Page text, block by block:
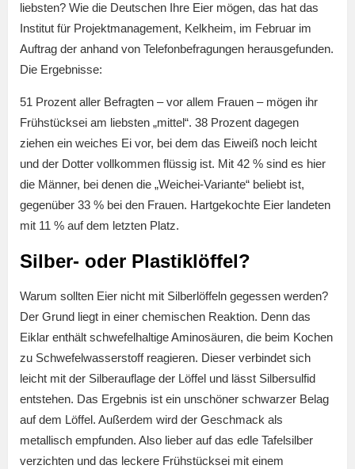
liebsten? Wie die Deutschen Ihre Eier mögen, das hat das
Institut für Projektmanagement, Kelkheim, im Februar im
Auftrag der anhand von Telefonbefragungen herausgefunden.
Die Ergebnisse:
51 Prozent aller Befragten – vor allem Frauen – mögen ihr
Frühstücksei am liebsten „mittel“. 38 Prozent dagegen
ziehen ein weiches Ei vor, bei dem das Eiweiß noch leicht
und der Dotter vollkommen flüssig ist. Mit 42 % sind es hier
die Männer, bei denen die „Weichei-Variante“ beliebt ist,
gegenüber 33 % bei den Frauen. Hartgekochte Eier landeten
mit 11 % auf dem letzten Platz.
Silber- oder Plastiklöffel?
Warum sollten Eier nicht mit Silberlöffeln gegessen werden?
Der Grund liegt in einer chemischen Reaktion. Denn das
Eiklar enthält schwefelhaltige Aminosäuren, die beim Kochen
zu Schwefelwasserstoff reagieren. Dieser verbindet sich
leicht mit der Silberauflage der Löffel und lässt Silbersulfid
entstehen. Das Ergebnis ist ein unschöner schwarzer Belag
auf dem Löffel. Außerdem wird der Geschmack als
metallisch empfunden. Also lieber auf das edle Tafelsilber
verzichten und das leckere Frühstücksei mit einem